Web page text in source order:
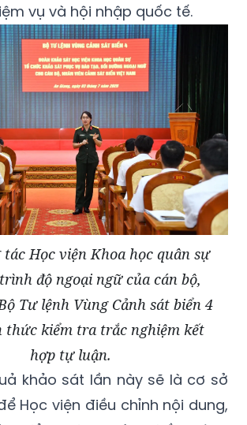
vụ và hội nhập quốc tế.
Học viện Khoa học quân sự
độ ngoại ngữ của cán bộ,
Tư lệnh Vùng Cảnh sát biển 4
thức kiểm tra trắc nghiệm kết
hợp tự luận.
khảo sát lần này sẽ là cơ sở
Học viện điều chỉnh nội dung,